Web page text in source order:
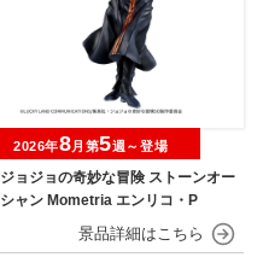
ジョジョの奇妙な冒険 ストーンオー
シャン Mometria エンリコ・P
2026年8月第5週～登場